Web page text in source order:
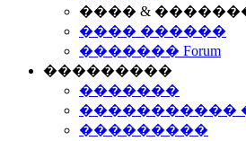
���� &
���� ������
������� Forum
���������
�������
�����������
���������